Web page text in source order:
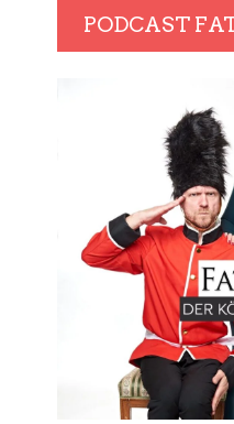
PODCAST